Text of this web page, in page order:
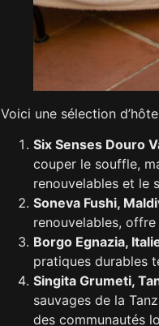
Voici une sélection
Six Senses Douro
couper le souffle,
renouvelables et le
Soneva Fushi,
renouvelables,
Borgo Egnazia,
pratiques durables
Singita Grumeti,
sauvages de la
des communautés